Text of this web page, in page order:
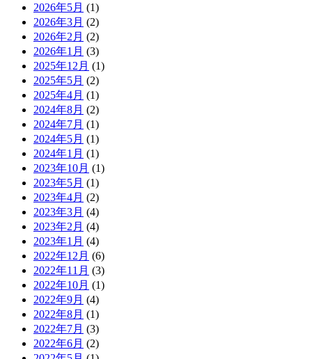
2026年5月 (1)
2026年3月 (2)
2026年2月 (2)
2026年1月 (3)
2025年12月 (1)
2025年5月 (2)
2025年4月 (1)
2024年8月 (2)
2024年7月 (1)
2024年5月 (1)
2024年1月 (1)
2023年10月 (1)
2023年5月 (1)
2023年4月 (2)
2023年3月 (4)
2023年2月 (4)
2023年1月 (4)
2022年12月 (6)
2022年11月 (3)
2022年10月 (1)
2022年9月 (4)
2022年8月 (1)
2022年7月 (3)
2022年6月 (2)